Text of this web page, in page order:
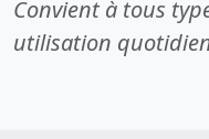
Convient à tous
utilisation